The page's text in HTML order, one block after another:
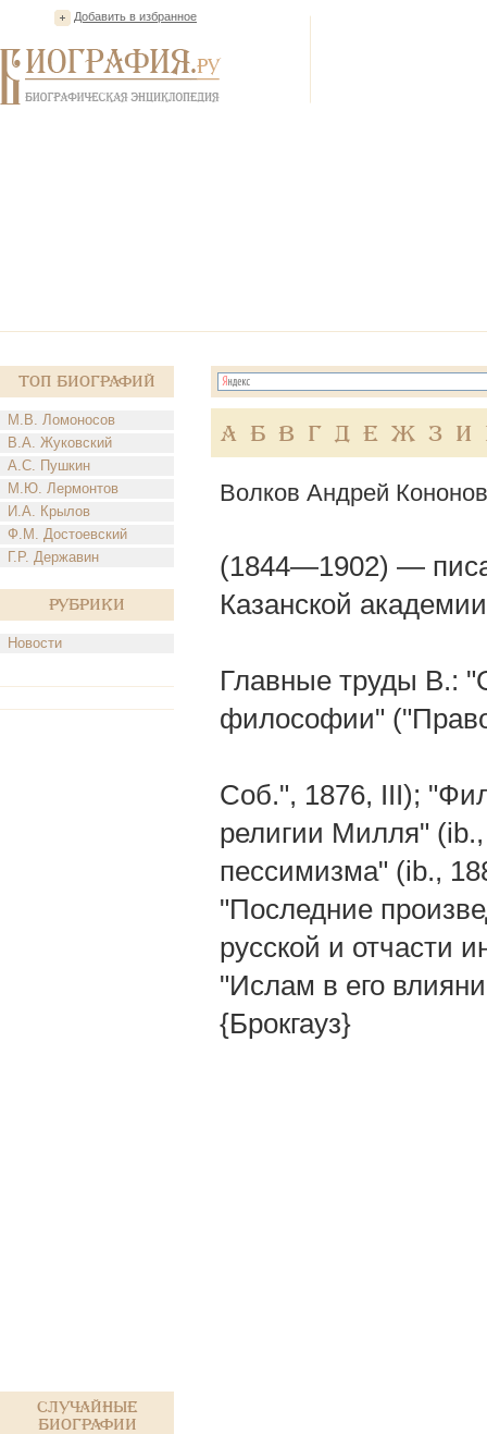
Добавить в избранное
Топ Биографий
М.В. Ломоносов
В.А. Жуковский
А.С. Пушкин
М.Ю. Лермонтов
И.А. Крылов
Ф.М. Достоевский
Г.Р. Державин
Рубрики
Новости
Случайные
биографии
А Б В Г Д Е Ж З И
Волков Андрей
(1844—1902) —
Казанской
Главные труды В.:
философии"
Соб.", 1876, III);
религии Милля"
пессимизма" (ib.,
"Последние
русской и отчасти
"Ислам в его
{Брокгауз}